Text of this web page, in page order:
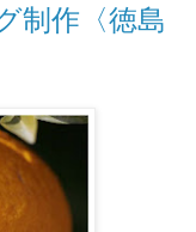
制作〈徳島